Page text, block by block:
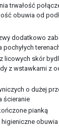
trwałość
obuwia od
dodatkowo
licowych skór
z wstawkami z
o dużej
ścieranie
pianką
obuwia